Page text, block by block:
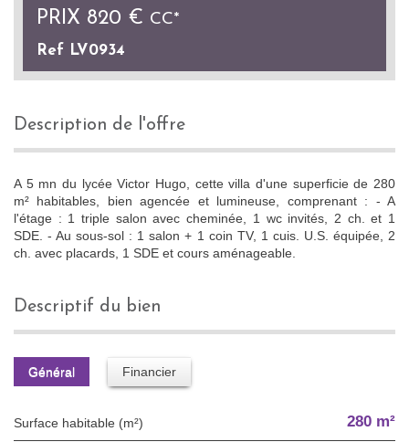
PRIX 820 € CC*
Ref LV0934
description de l'offre
A 5 mn du lycée Victor Hugo, cette villa d'une superficie de 280
m² habitables, bien agencée et lumineuse, comprenant : - A
l'étage : 1 triple salon avec cheminée, 1 wc invités, 2 ch. et 1
SDE. - Au sous-sol : 1 salon + 1 coin TV, 1 cuis. U.S. équipée, 2
ch. avec placards, 1 SDE et cours aménageable.
descriptif du bien
Général Financier
Surface habitable (m²) 280 m²